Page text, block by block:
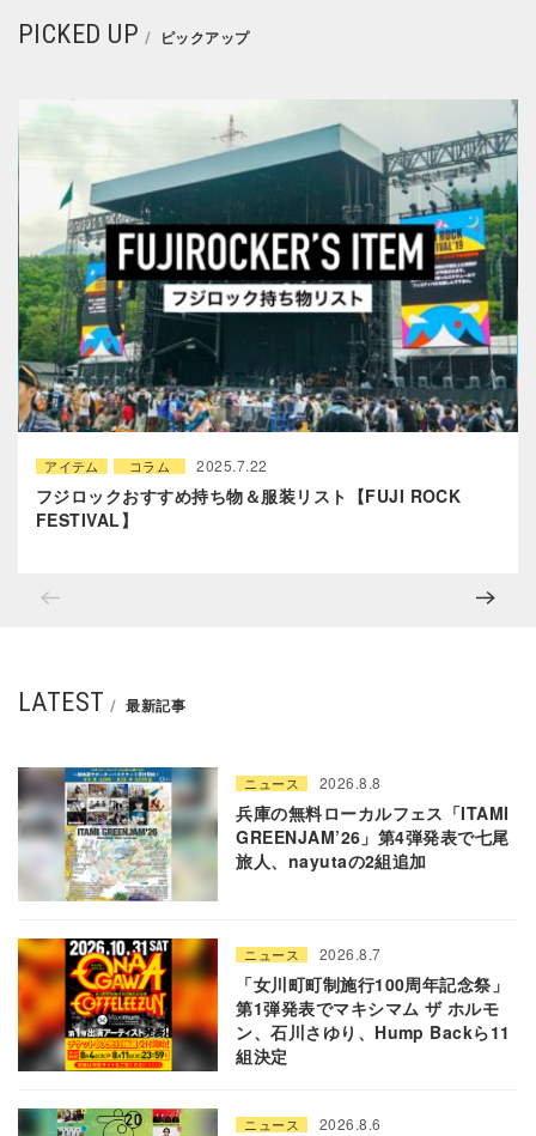
PICKED UP ピックアップ
アイテム コラム 2025.7.22
フジロックおすすめ持ち物＆服装リスト【FUJI ROCK
FESTIVAL】
LATEST 最新記事
ニュース 2026.8.8
兵庫の無料ローカルフェス「ITAMI
GREENJAM’26」第4弾発表で七尾
旅人、nayutaの2組追加
ニュース 2026.8.7
「女川町町制施行100周年記念祭」
第1弾発表でマキシマム ザ ホルモ
ン、石川さゆり、Hump Backら11
組決定
ニュース 2026.8.6